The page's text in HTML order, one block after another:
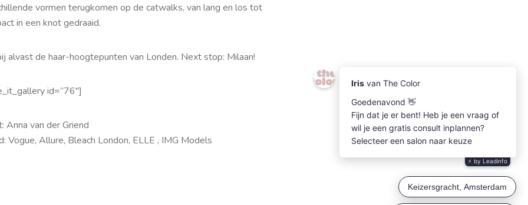
vormen terugkomen op de catwalks, van lang en los tot
in een knot gedraaid.
alvast de haar-hoogtepunten van Londen. Next stop: Milaan!
id=”76″]
Anna van der Griend
Vogue, Allure, Bleach London, ELLE , IMG Models